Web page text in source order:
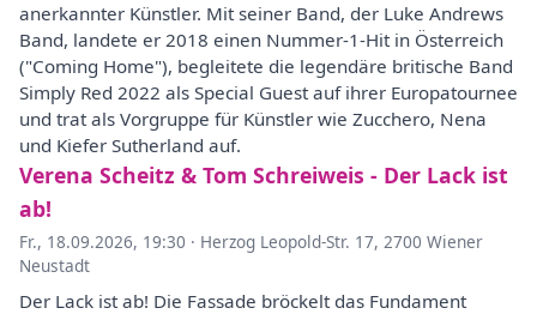
anerkannter Künstler. Mit seiner Band, der Luke Andrews
Band, landete er 2018 einen Nummer-1-Hit in Österreich
("Coming Home"), begleitete die legendäre britische Band
Simply Red 2022 als Special Guest auf ihrer Europatournee
und trat als Vorgruppe für Künstler wie Zucchero, Nena
und Kiefer Sutherland auf.
Verena Scheitz & Tom Schreiweis - Der Lack ist
ab!
Fr., 18.09.2026, 19:30 · Herzog Leopold-Str. 17, 2700 Wiener
Neustadt
Der Lack ist ab! Die Fassade bröckelt das Fundament